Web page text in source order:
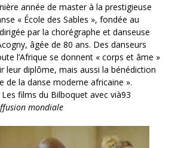
année de master à la prestigieuse
« École des Sables », fondée au
par la chorégraphe et danseuse
âgée de 80 ans. Des danseurs
l’Afrique se donnent « corps et âme »
leur diplôme, mais aussi la bénédiction
de la danse moderne africaine ».
films du Bilboquet avec vià93
mondiale